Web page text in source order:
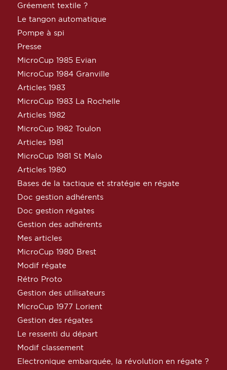
Gréement textile ?
Le tangon automatique
Pompe à spi
Presse
MicroCup 1985 Evian
MicroCup 1984 Granville
Articles 1983
MicroCup 1983 La Rochelle
Articles 1982
MicroCup 1982 Toulon
Articles 1981
MicroCup 1981 St Malo
Articles 1980
Bases de la tactique et stratégie en régate
Doc gestion adhérents
Doc gestion régates
Gestion des adhérents
Mes articles
MicroCup 1980 Brest
Modif régate
Rétro Proto
Gestion des utilisateurs
MicroCup 1977 Lorient
Gestion des régates
Le ressenti du départ
Modif classement
Electronique embarquée, la révolution en régate ?